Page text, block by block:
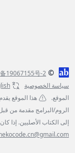
© AgileByte 2024
19067155号-2
سياسة الخصوصية
الموقع.
هذا الموقع
الروم/البرامج مقدمة من
إلى الكتاب الأصليين. إذا